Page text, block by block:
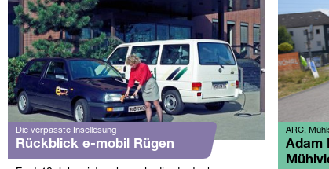
Die verpasste Insellösung
Rückblick e-mobil Rügen
ARC,
Adam